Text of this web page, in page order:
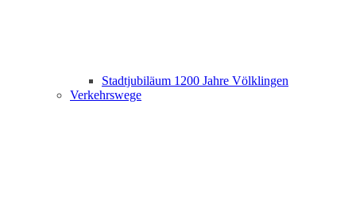
Stadtjubiläum 1200 Jahre Völklingen
Verkehrswege